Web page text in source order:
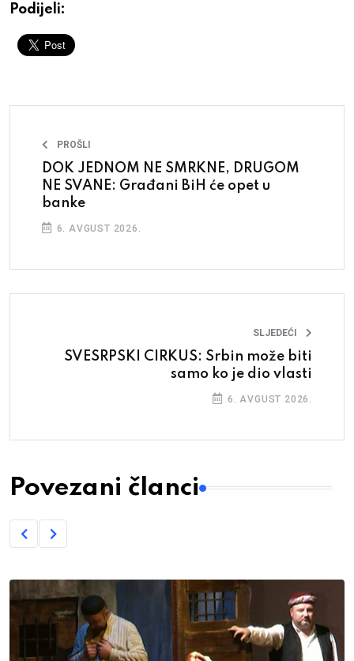
Podijeli:
PROŠLI
DOK JEDNOM NE SMRKNE, DRUGOM
NE SVANE: Građani BiH će opet u
banke
6. AVGUST 2026.
SLJEDEĆI
SVESRPSKI CIRKUS: Srbin može biti
samo ko je dio vlasti
6. AVGUST 2026.
Povezani članci